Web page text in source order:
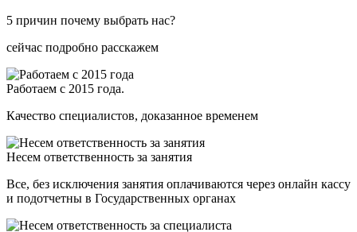
5 причин почему выбрать нас?
сейчас подробно расскажем
Работаем с 2015 года.
Качество специалистов, доказанное временем
Несем ответственность за занятия
Все, без исключения занятия оплачиваются через онлайн кассу
и подотчетны в Государственных органах